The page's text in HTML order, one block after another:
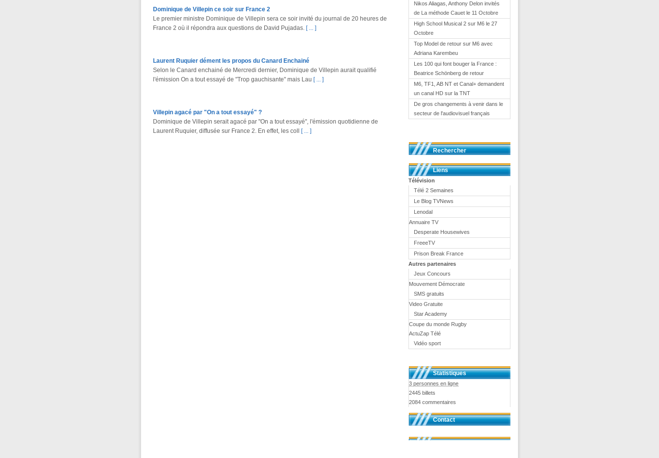
Dominique de Villepin ce soir sur France 2
Le premier ministre Dominique de Villepin sera ce soir invité du journal de 20 heures de
France 2 où il répondra aux questions de David Pujadas. [ ... ]
Laurent Ruquier dément les propos du Canard Enchainé
Selon le Canard enchainé de Mercredi dernier, Dominique de Villepin aurait qualifié
l'émission On a tout essayé de "Trop gauchisante" mais Lau [ ... ]
Villepin agacé par "On a tout essayé" ?
Dominique de Villepin serait agacé par "On a tout essayé", l'émission quotidienne de
Laurent Ruquier, diffusée sur France 2. En effet, les coll
[ ... ]
Nikos Aliagas, Anthony Delon invités
de La méthode Cauet le 11 Octobre
High School Musical 2 sur M6 le 27
Octobre
Top Model de retour sur M6 avec
Adriana Karembeu
Les 100 qui font bouger la France :
Beatrice Schönberg de retour
M6, TF1, AB NT et Canal+ demandent
un canal HD sur la TNT
De gros changements à venir dans le
secteur de l'audiovisuel français
Rechercher
Liens
Télévision
Télé 2 Semaines
Le Blog TVNews
Lenodal
Annuaire TV
Desperate Housewives
FreeeTV
Prison Break France
Autres partenaires
Jeux Concours
Mouvement Démocrate
SMS gratuits
Video Gratuite
Star Academy
Coupe du monde Rugby
ActuZap Télé
Vidéo sport
Statistiques
3 personnes en ligne
2445 billets
2084 commentaires
Contact